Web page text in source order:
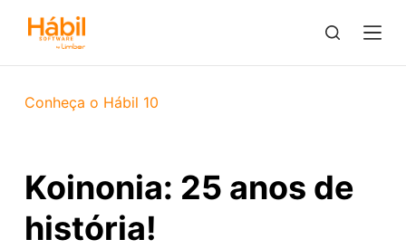
l
Conheça o Hábil 10
Koinonia: 25 anos de
história!